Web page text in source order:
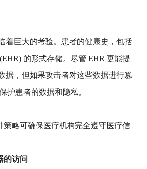
着巨大的考验。患者的健康史，包括
的形式存储。尽管 EHR 更能提
据，但如果攻击者对这些数据进行篡
护患者的数据和隐私。
策略可确保医疗机构完全遵守医疗信
的访问